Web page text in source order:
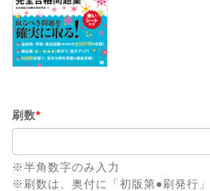
刷数*
※半角数字のみ入力
※刷数は、奥付に「初版第●刷発行